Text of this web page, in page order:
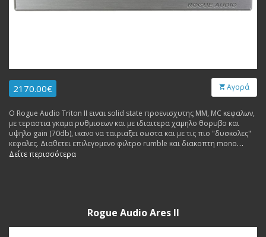
2170.00€ Αγορά
Ο Rogue Audio Triton II ειναι solid state προενισχυτης MM, MC κεφαλων,
με τεραστια γκαμα ρυθμισεων και με ιδιαιτερα χαμηλο θορυβο και
υψηλο gain (70db), ικανο να ταιριαξει σωστα και με τις πιο "δυσκολες"
κεφαλες. Διαθετει επιλεγομενο φιλτρο rumble και διακοπτη mono
operation.
Δείτε περισσότερα
Rogue Audio Ares II